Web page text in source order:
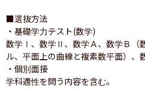
■選抜方法
・基礎学力テスト(数学)
数学Ⅰ、数学Ⅱ、数学Ａ、数学Ｂ（
ル、平面上の曲線と複素数平面）、
・個別面接
学科適性を問う内容を含む。